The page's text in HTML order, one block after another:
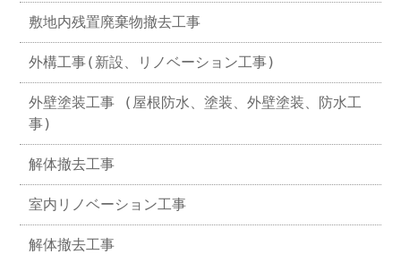
敷地内残置廃棄物撤去工事
外構工事(新設、リノベーション工事)
外壁塗装工事 (屋根防水、塗装、外壁塗装、防水工
事)
解体撤去工事
室内リノベーション工事
解体撤去工事